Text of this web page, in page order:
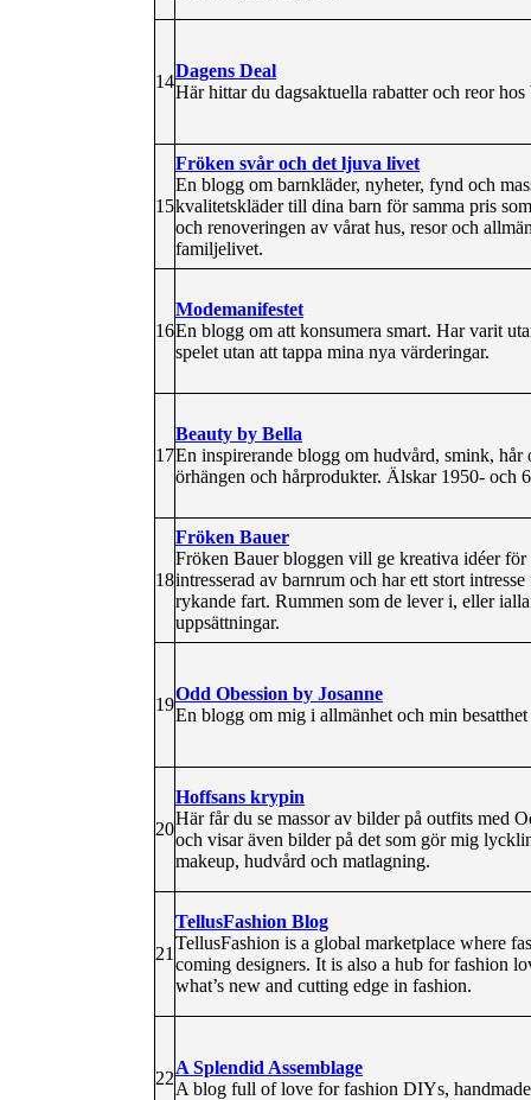
14
Dagens Deal
Här hittar du dagsaktuella rabatter och reor
15
Fröken svår och det ljuva livet
En blogg om barnkläder, nyheter, fynd och
kvalitetskläder till dina barn för samma pris
och renoveringen av vårat hus, resor och
familjelivet.
16
Modemanifestet
En blogg om att konsumera smart. Har varit
spelet utan att tappa mina nya värderingar.
17
Beauty by Bella
En inspirerande blogg om hudvård, smink, hår
örhängen och hårprodukter. Älskar 1950- och
18
Fröken Bauer
Fröken Bauer bloggen vill ge kreativa idéer
intresserad av barnrum och har ett stort
rykande fart. Rummen som de lever i, eller
uppsättningar.
19
Odd Obession by Josanne
En blogg om mig i allmänhet och min
20
Hoffsans krypin
Här får du se massor av bilder på outfits med
och visar även bilder på det som gör mig
makeup, hudvård och matlagning.
21
TellusFashion Blog
TellusFashion is a global marketplace where
coming designers. It is also a hub for fashion
what’s new and cutting edge in fashion.
22
A Splendid Assemblage
A blog full of love for fashion DIYs,